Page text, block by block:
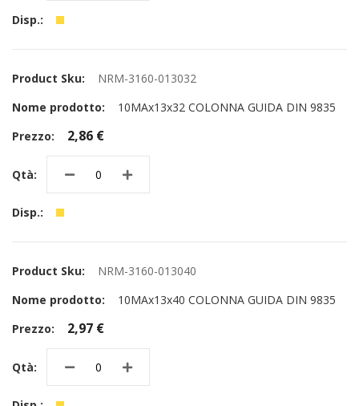
NRM-3160-013032
10MAx13x32 COLONNA GUIDA DIN 9835
2,86 €
NRM-3160-013040
10MAx13x40 COLONNA GUIDA DIN 9835
2,97 €